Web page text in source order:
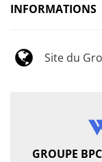
INFORMATIONS
Site du
GROUPE